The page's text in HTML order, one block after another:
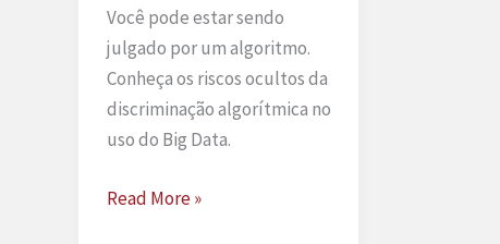
Você pode estar sendo
julgado por um algoritmo.
Conheça os riscos ocultos da
discriminação algorítmica no
uso do Big Data.
Discriminação
Read More »